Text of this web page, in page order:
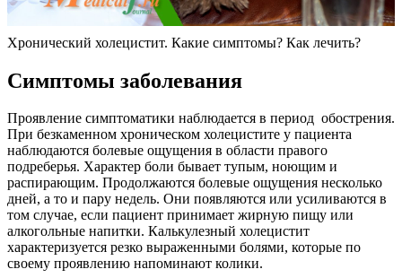
Хронический холецистит. Какие симптомы? Как лечить?
Симптомы заболевания
Проявление симптоматики наблюдается в период обострения.
При безкаменном хроническом холецистите у пациента
наблюдаются болевые ощущения в области правого
подреберья. Характер боли бывает тупым, ноющим и
распирающим. Продолжаются болевые ощущения несколько
дней, а то и пару недель. Они появляются или усиливаются в
том случае, если пациент принимает жирную пищу или
алкогольные напитки. Калькулезный холецистит
характеризуется резко выраженными болями, которые по
своему проявлению напоминают колики.